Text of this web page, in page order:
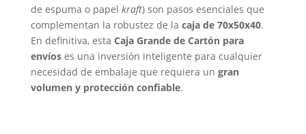
de espuma o papel kraft) son pasos esenciales que
complementan la robustez de la caja de 70x50x40.
En definitiva, esta Caja Grande de Cartónpara
envíoses una inversión inteligente para cualquier
necesidad de embalaje que requiera un gran
volumen y protección confiable.